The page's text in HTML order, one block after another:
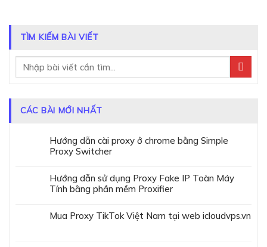
TÌM KIẾM BÀI VIẾT
CÁC BÀI MỚI NHẤT
Hướng dẫn cài proxy ở chrome bằng Simple
Proxy Switcher
Hướng dẫn sử dụng Proxy Fake IP Toàn Máy
Tính bằng phần mềm Proxifier
Mua Proxy TikTok Việt Nam tại web icloudvps.vn